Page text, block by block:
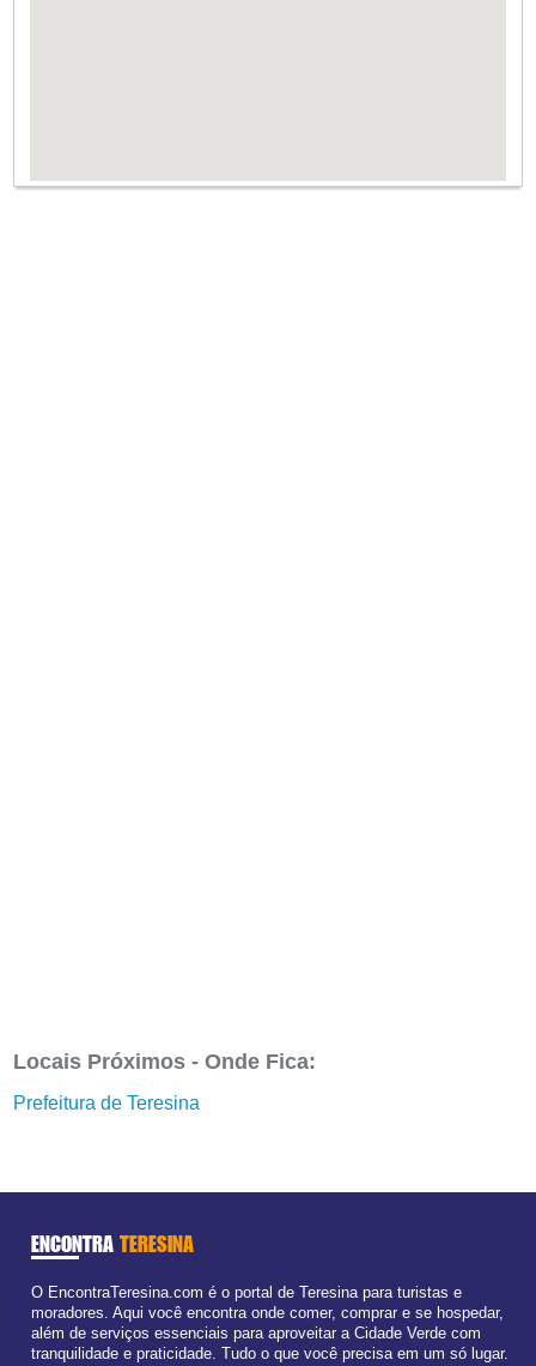
Locais Próximos - Onde Fica:
Prefeitura de Teresina
ENCONTRA TERESINA
O EncontraTeresina.com é o portal de Teresina para turistas e
moradores. Aqui você encontra onde comer, comprar e se hospedar,
além de serviços essenciais para aproveitar a Cidade Verde com
tranquilidade e praticidade. Tudo o que você precisa em um só lugar.